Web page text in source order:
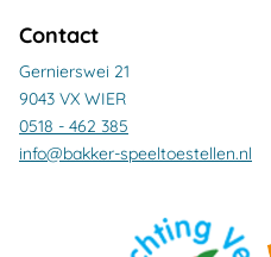
Contact
Gernierswei 21
9043 VX WIER
0518 - 462 385
info@bakker-speeltoestellen.nl